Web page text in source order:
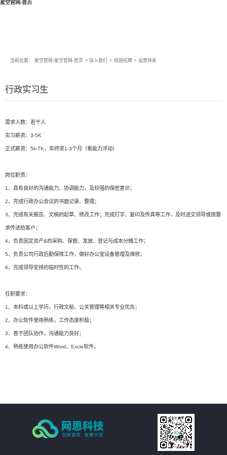
星空官网-首页
当前位置： 星空官网-星空官网-首页 > 加入我们 > 校园招聘 > 运营体系
行政实习生
需求人数：若干人
实习薪资：3-5K
正式薪资：5k-7K，年终奖1-3个月（看能力浮动）
岗位职责：
1、具有良好的沟通能力、协调能力，及较强的保密意识；
2、完成行政办公会议的书面记录、整理；
3、完成有关报告、文稿的起草、修改工作；完成打字、复印及传真等工作，及时送交领导或按要
求传送给客户；
4、负责固定资产&的采购、保管、发放、登记与成本分摊工作；
5、负责公司行政后勤保障工作，做好办公室设备管理及维修；
6、完成领导安排的临时性的工作。
任职要求：
1、本科或以上学历，行政文秘、公关管理等相关专业优先；
2、办公软件使用熟练，工作态度积极；
3、善于团队协作，沟通能力良好；
4、熟练使用办公软件Word、Excle软件。